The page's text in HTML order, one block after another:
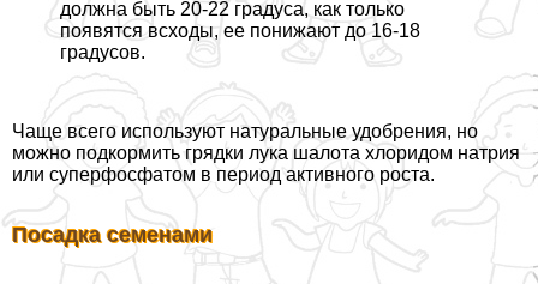
должна быть 20-22 градуса, как только
появятся всходы, ее понижают до 16-18
градусов.
Чаще всего используют натуральные удобрения, но
можно подкормить грядки лука шалота хлоридом натрия
или суперфосфатом в период активного роста.
Посадка семенами